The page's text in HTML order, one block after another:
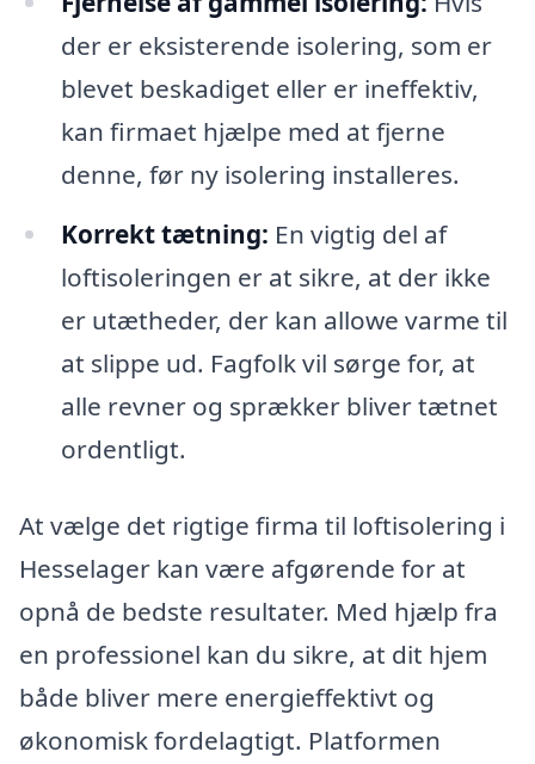
der er eksisterende isolering, som er
blevet beskadiget eller er ineffektiv,
kan firmaet hjælpe med at fjerne
denne, før ny isolering installeres.
Korrekt tætning: En vigtig del af
loftisoleringen er at sikre, at der ikke
er utætheder, der kan allowe varme til
at slippe ud. Fagfolk vil sørge for, at
alle revner og sprækker bliver tætnet
ordentligt.
At vælge det rigtige firma til loftisolering i
Hesselager kan være afgørende for at
opnå de bedste resultater. Med hjælp fra
en professionel kan du sikre, at dit hjem
både bliver mere energieffektivt og
økonomisk fordelagtigt. Platformen